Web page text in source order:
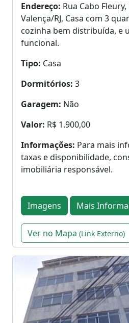
Endereço: Rua Cabo
Valença/RJ, Casa com 3
cozinha bem distribuída, e
funcional.
Tipo: Casa
Dormitórios: 3
Garagem: Não
Valor: R$ 1.900,00
Informações: Para mais
taxas e disponibilidade,
imobiliária responsável.
Imagens Mais
Ver no Mapa (Link Externo)